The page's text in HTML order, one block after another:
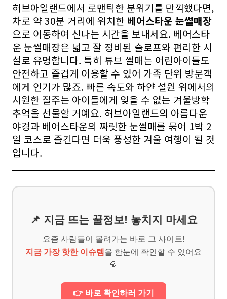
허브아일랜드에서 로맨틱한 분위기를 만끽했다면,
차로 약 30분 거리에 위치한 베어스타운 눈썰매장
으로 이동하여 신나는 시간을 보내세요. 베어스타
운 눈썰매장은 넓고 잘 정비된 슬로프와 편리한 시
설로 유명합니다. 특히 튜브 썰매는 어린아이들도
안전하고 즐겁게 이용할 수 있어 가족 단위 방문객
에게 인기가 많죠. 빠른 속도와 하얀 설원 위에서의
시원한 질주는 아이들에게 잊을 수 없는 겨울방학
추억을 선물할 거예요. 허브아일랜드의 아름다운
야경과 베어스타운의 짜릿한 눈썰매를 묶어 1박 2
일 코스로 즐긴다면 더욱 풍성한 겨울 여행이 될 것
입니다.
📌 지금 뜨는 꿀정보! 놓치지 마세요
요즘 사람들이 몰려가는 바로 그 사이트!
지금 가장 핫한 이슈템 을 한눈에 확인할 수 있어요
🍭
👉 바로 확인하러 가기